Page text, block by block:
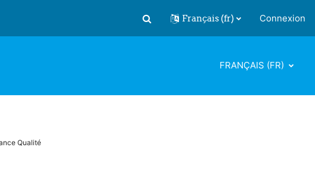
Activer/désactiver la saisie de
Français ‎(fr)‎ Connexion
FRANÇAIS ‎(FR)‎
Qualité